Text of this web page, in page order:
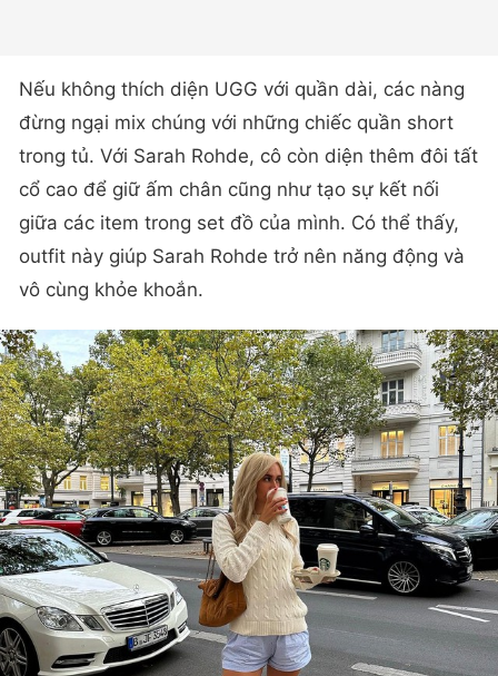
Nếu không thích diện UGG với quần dài, các nàng
đừng ngại mix chúng với những chiếc quần short
trong tủ. Với Sarah Rohde, cô còn diện thêm đôi tất
cổ cao để giữ ấm chân cũng như tạo sự kết nối
giữa các item trong set đồ của mình. Có thể thấy,
outfit này giúp Sarah Rohde trở nên năng động và
vô cùng khỏe khoắn.